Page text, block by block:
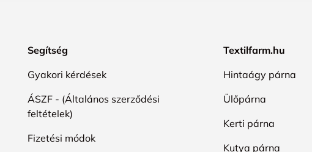
Segítség
Gyakori kérdések
ÁSZF - (Általános szerződési
feltételek)
Fizetési módok
Textilfarm.hu
Hintaágy párna
Ülőpárna
Kerti párna
Kutya párna